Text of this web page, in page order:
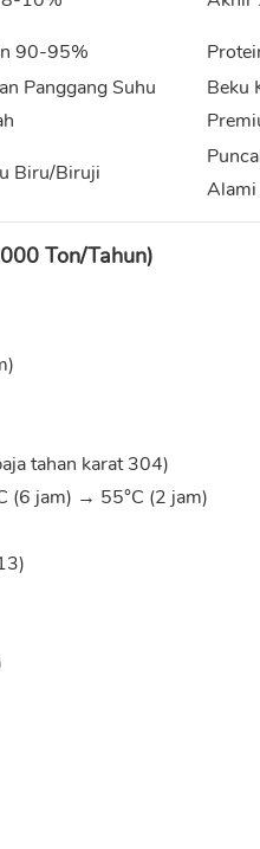
90-95%
Panggang Suhu
Beku
Biru/Biruji
Alami
Ton/Tahun)
tahan karat 304)
(6 jam) → 55°C (2 jam)